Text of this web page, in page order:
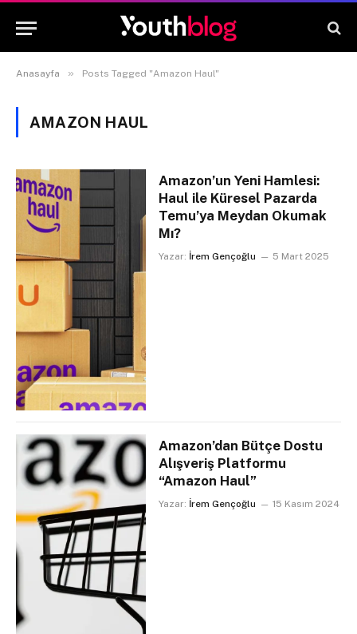
Anasayfa » Posts Tagged "Amazon Haul"
AMAZON HAUL
Amazon’un Yeni Hamlesi:
Haul ile Küresel Pazarda
Temu’ya Meydan Okumak
Mı?
Yazar: İrem Gençoğlu 5 Mart 2025
Amazon’dan Bütçe Dostu
Alışveriş Platformu
“Amazon Haul”
Yazar: İrem Gençoğlu 15 Kasım 2024